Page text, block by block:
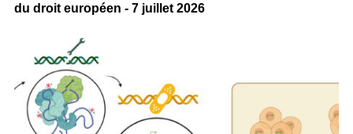
du droit européen - 7 juillet 2026